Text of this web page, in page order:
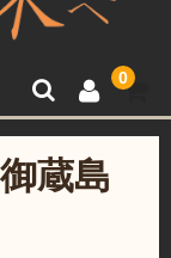
0
蔵島